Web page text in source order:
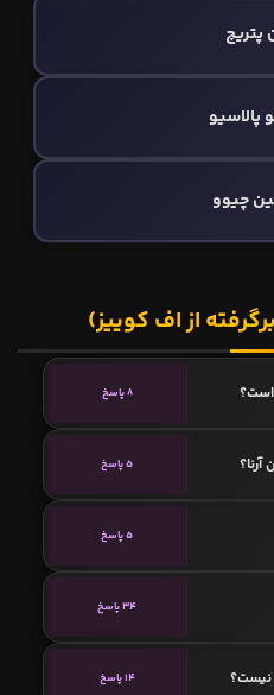
پتریچ
پالاسیو
چیوو
از اف کوییز)
8 پاسخ
5 پاسخ
5 پاسخ
34 پاسخ
نیست؟ 14 پاسخ